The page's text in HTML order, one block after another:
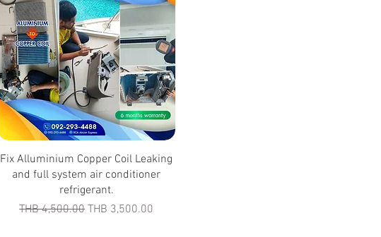
Fix Alluminium Copper Coil Leaking
and full system air conditioner
refrigerant.
Regular Price
THB 4,500.00Sale Price
THB 3,500.00